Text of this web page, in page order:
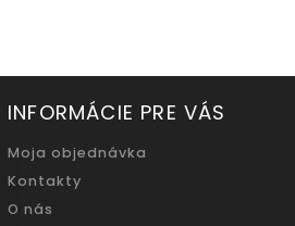
INFORMÁCIE PRE VÁS
Moja objednávka
Kontakty
O nás